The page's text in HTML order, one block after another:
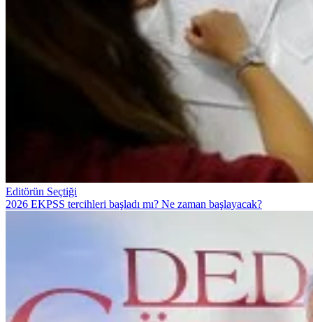
Editörün Seçtiği
2026 EKPSS tercihleri başladı mı? Ne zaman başlayacak?